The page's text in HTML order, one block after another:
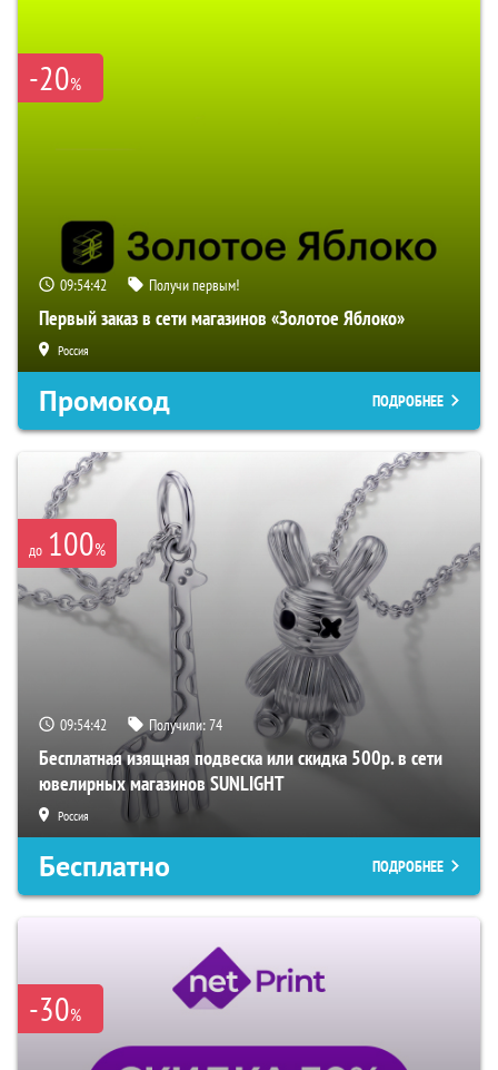
-20%
09:54:40 Получи первым!
Первый заказ в сети магазинов «Золотое Яблоко»
Россия
Промокод ПОДРОБНЕЕ
до 100%
09:54:40 Получили:74
Бесплатная изящная подвеска или скидка 500р. в сети
ювелирных магазинов SUNLIGHT
Россия
Бесплатно ПОДРОБНЕЕ
-30%